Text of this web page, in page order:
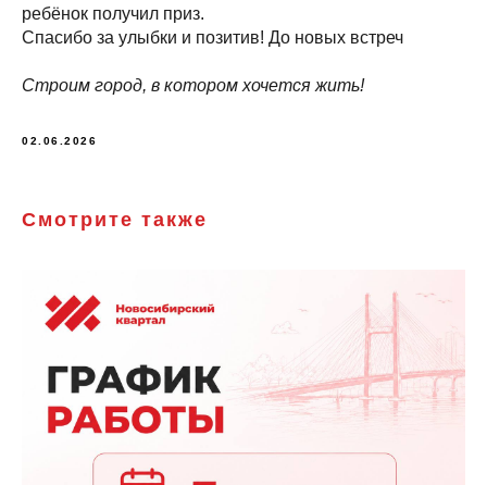
ребёнок получил приз.
Спасибо за улыбки и позитив! До новых встреч
Строим город, в котором хочется жить!
02.06.2026
Смотрите также